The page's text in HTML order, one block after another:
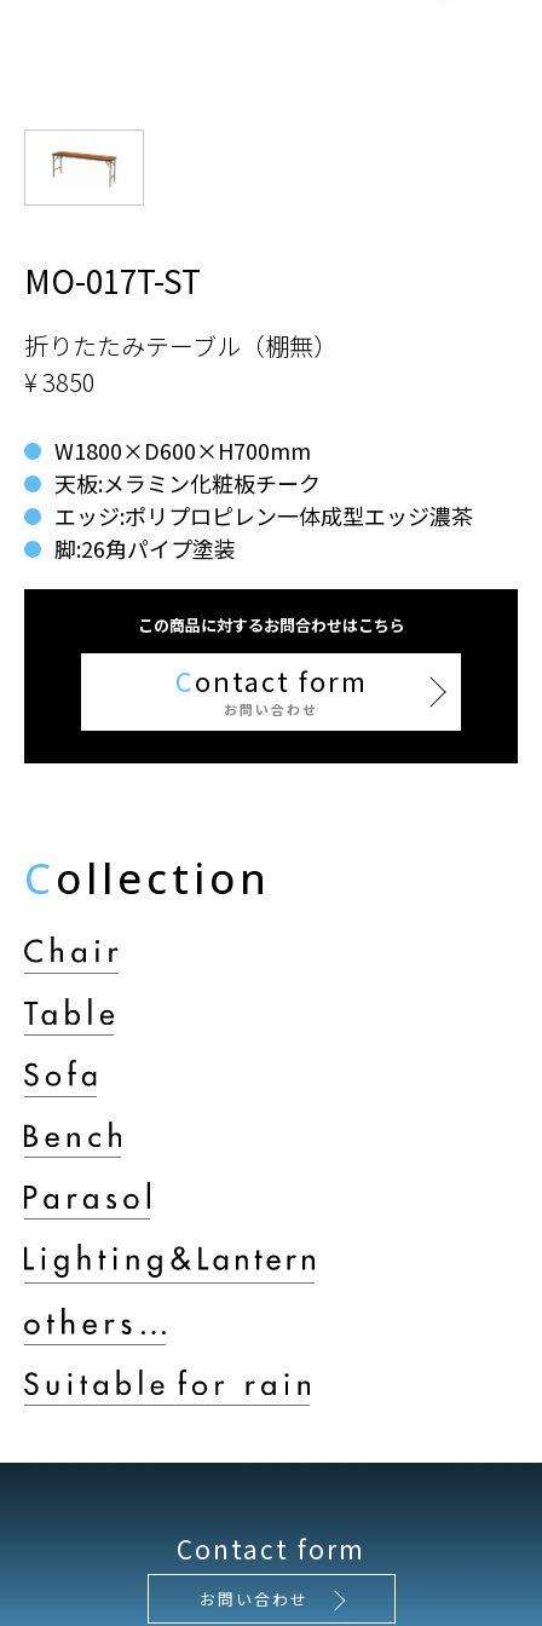
MO-017T-ST
折りたたみテーブル（棚無）
¥ 3850
W1800×D600×H700mm
天板:メラミン化粧板チーク
エッジ:ポリプロピレン一体成型エッジ濃茶
脚:26角パイプ塗装
この商品に対するお問合わせはこちら
Contact form
お問い合わせ
Collection
Contact form
お問い合わせ